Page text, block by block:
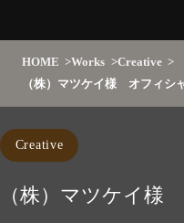
HOME Works
Creative
（株）マツケイ様 オフィシ
Creative
（株）マツケイ様